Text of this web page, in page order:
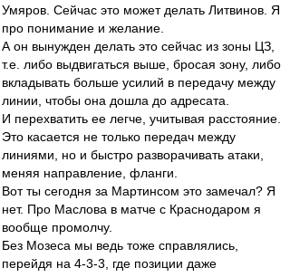
Умяров. Сейчас это может делать Литвинов. Я
про понимание и желание.
А он вынужден делать это сейчас из зоны ЦЗ,
т.е. либо выдвигаться выше, бросая зону, либо
вкладывать больше усилий в передачу между
линии, чтобы она дошла до адресата.
И перехватить ее легче, учитывая расстояние.
Это касается не только передач между
линиями, но и быстро разворачивать атаки,
меняя направление, фланги.
Вот ты сегодня за Мартинсом это замечал? Я
нет. Про Маслова в матче с Краснодаром я
вообще промолчу.
Без Мозеса мы ведь тоже справлялись,
перейдя на 4-3-3, где позиции даже